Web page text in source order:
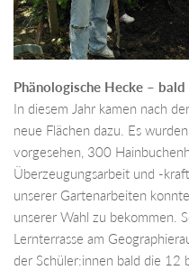
Phänologische Hecke –
In diesem Jahr kamen nach
neue Flächen dazu. Es
vorgesehen, 300
Überzeugungsarbeit und -
unserer Gartenarbeiten
unserer Wahl zu bekommen.
Lernterrasse am
der Schüler:innen bald die 12